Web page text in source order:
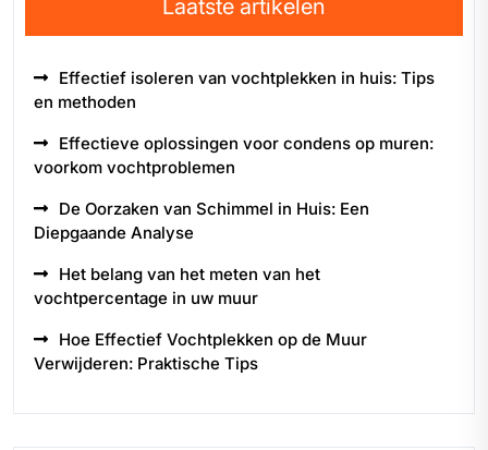
Laatste artikelen
Effectief isoleren van vochtplekken in huis: Tips
en methoden
Effectieve oplossingen voor condens op muren:
voorkom vochtproblemen
De Oorzaken van Schimmel in Huis: Een
Diepgaande Analyse
Het belang van het meten van het
vochtpercentage in uw muur
Hoe Effectief Vochtplekken op de Muur
Verwijderen: Praktische Tips